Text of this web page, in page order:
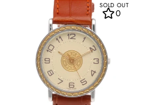
SOLD OUT
0